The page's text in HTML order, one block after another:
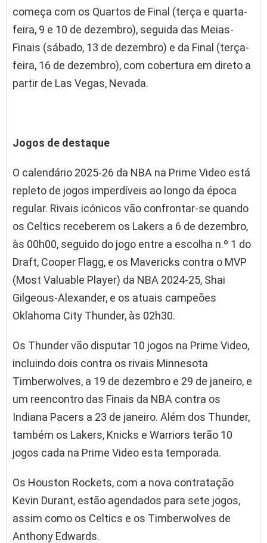
começa com os Quartos de Final (terça e quarta-
feira, 9 e 10 de dezembro), seguida das Meias-
Finais (sábado, 13 de dezembro) e da Final (terça-
feira, 16 de dezembro), com cobertura em direto a
partir de Las Vegas, Nevada.
Jogos de destaque
O calendário 2025-26 da NBA na Prime Video está
repleto de jogos imperdíveis ao longo da época
regular. Rivais icónicos vão confrontar-se quando
os Celtics receberem os Lakers a 6 de dezembro,
às 00h00, seguido do jogo entre a escolha n.º 1 do
Draft, Cooper Flagg, e os Mavericks contra o MVP
(Most Valuable Player) da NBA 2024-25, Shai
Gilgeous-Alexander, e os atuais campeões
Oklahoma City Thunder, às 02h30.
Os Thunder vão disputar 10 jogos na Prime Video,
incluindo dois contra os rivais Minnesota
Timberwolves, a 19 de dezembro e 29 de janeiro, e
um reencontro das Finais da NBA contra os
Indiana Pacers a 23 de janeiro. Além dos Thunder,
também os Lakers, Knicks e Warriors terão 10
jogos cada na Prime Video esta temporada.
Os Houston Rockets, com a nova contratação
Kevin Durant, estão agendados para sete jogos,
assim como os Celtics e os Timberwolves de
Anthony Edwards.